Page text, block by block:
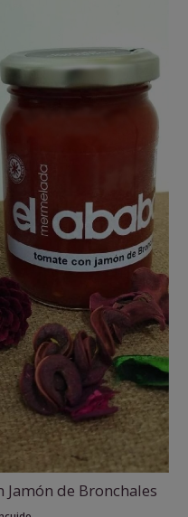
de Bronchales